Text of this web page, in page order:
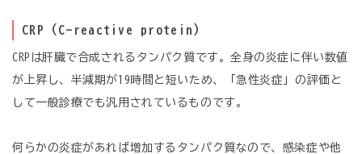
CRP（C-reactive protein）
CRPは肝臓で合成されるタンパク質です。全身の炎症に伴い数値
が上昇し、半減期が19時間と短いため、「急性炎症」の評価と
して一般診療でも汎用されているものです。
何らかの炎症があれば増加するタンパク質なので、感染症や他